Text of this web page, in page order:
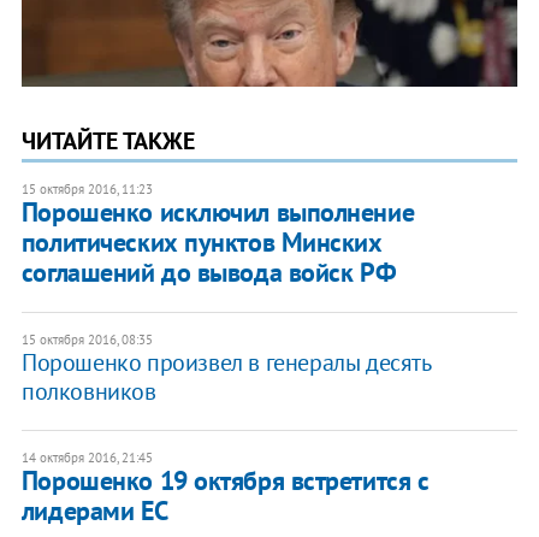
ЧИТАЙТЕ ТАКЖЕ
15 октября 2016, 11:23
Порошенко исключил выполнение
политических пунктов Минских
соглашений до вывода войск РФ
15 октября 2016, 08:35
Порошенко произвел в генералы десять
полковников
14 октября 2016, 21:45
Порошенко 19 октября встретится с
лидерами ЕС